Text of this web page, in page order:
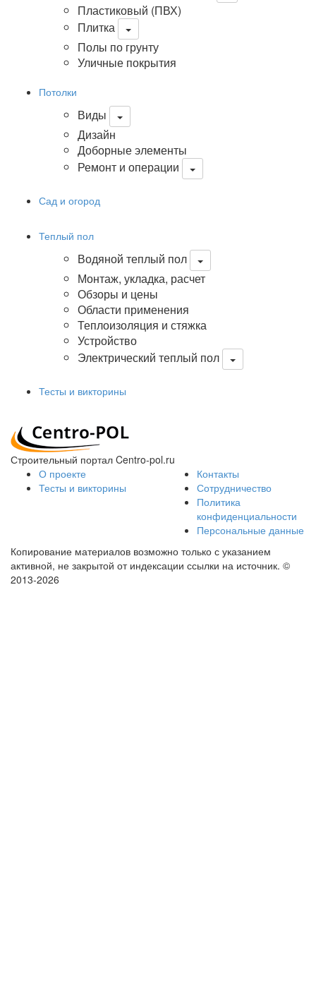
Пластиковый (ПВХ)
Плитка
Полы по грунту
Уличные покрытия
Потолки
Виды
Дизайн
Доборные элементы
Ремонт и операции
Сад и огород
Теплый пол
Водяной теплый пол
Монтаж, укладка, расчет
Обзоры и цены
Области применения
Теплоизоляция и стяжка
Устройство
Электрический теплый пол
Тесты и викторины
Строительный портал Centro-pol.ru
О проекте
Тесты и викторины
Контакты
Сотрудничество
Политика
конфиденциальности
Персональные данные
Копирование материалов возможно только с указанием
активной, не закрытой от индексации ссылки на источник. ©
2013-2026